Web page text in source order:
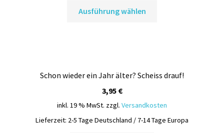
Ausführung wählen
Die
können
der
Schon wieder ein Jahr älter? Scheiss drauf!
3,95 €
inkl. 19 % MwSt. zzgl. Versandkosten
Lieferzeit: 2-5 Tage Deutschland / 7-14 Tage Europa